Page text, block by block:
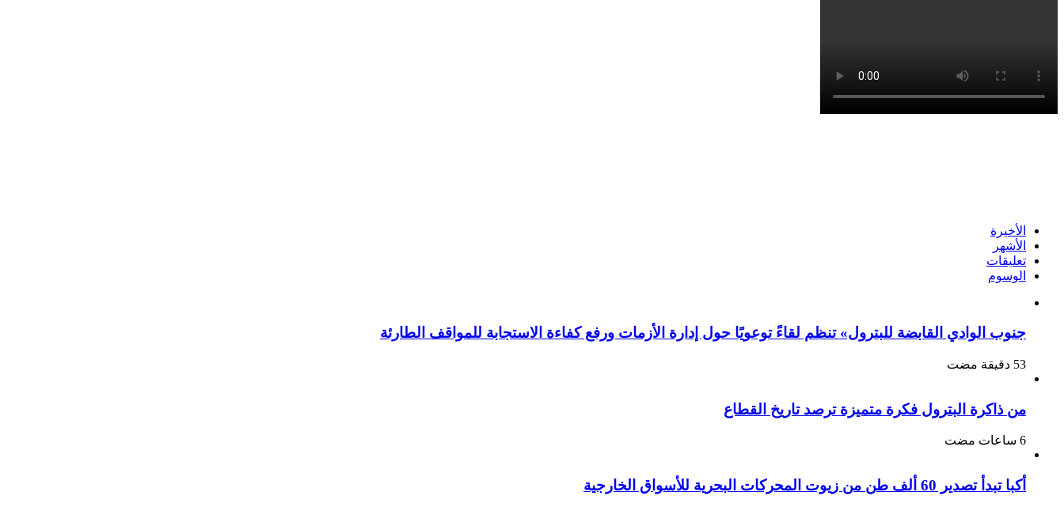
الأخيرة
الأشهر
تعليقات
الوسوم
جنوب الوادي القابضة للبترول» تنظم لقاءً توعويًا حول إدارة الأزمات ورفع كفاءة الاستجابة للمواقف الطارئة
من ذاكرة البترول فكرة متميزة ترصد تاريخ القطاع
أكبا تبدأ تصدير 60 ألف طن من زيوت المحركات البحرية للأسواق الخارجية